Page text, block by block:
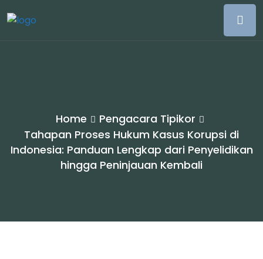
Home
Pengacara Tipikor
Tahapan Proses Hukum Kasus Korupsi di
Indonesia: Panduan Lengkap dari Penyelidikan
hingga Peninjauan Kembali